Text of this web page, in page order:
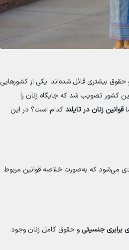
بیشتری قائل شده‌اند. یکی از کشورهایی
کشور تصویب شد که جایگاه زنان را
قوانین زنان در تایلندکدام است؟ در این
می‌شود که به‌صورت خلاصه قوانین مربوط
و حقوق کامل زنان وجود